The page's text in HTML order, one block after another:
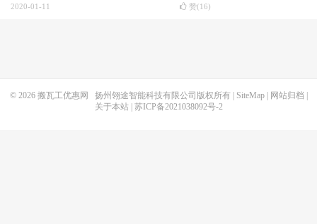
2020-01-11 赞(16)
© 2026 搬瓦工优惠网 扬州翎途智能科技有限公司版权所有 | SiteMap| 网站归档
关于本站| 苏ICP备2021038092号-2